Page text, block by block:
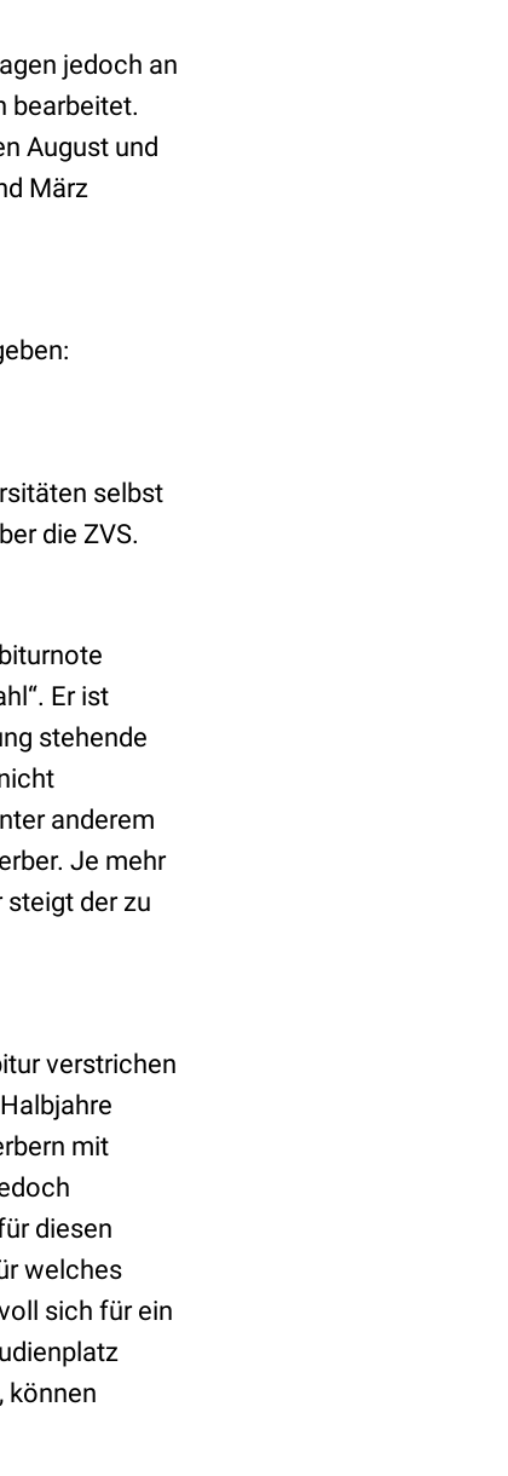
jedoch an
bearbeitet.
August und
März
selbst
die ZVS.
Er ist
stehende
anderem
Je mehr
der zu
verstrichen
mit
diesen
welches
sich für ein
können